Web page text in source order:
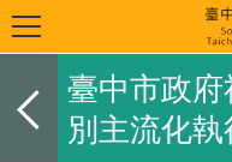
臺中市政
別主流化